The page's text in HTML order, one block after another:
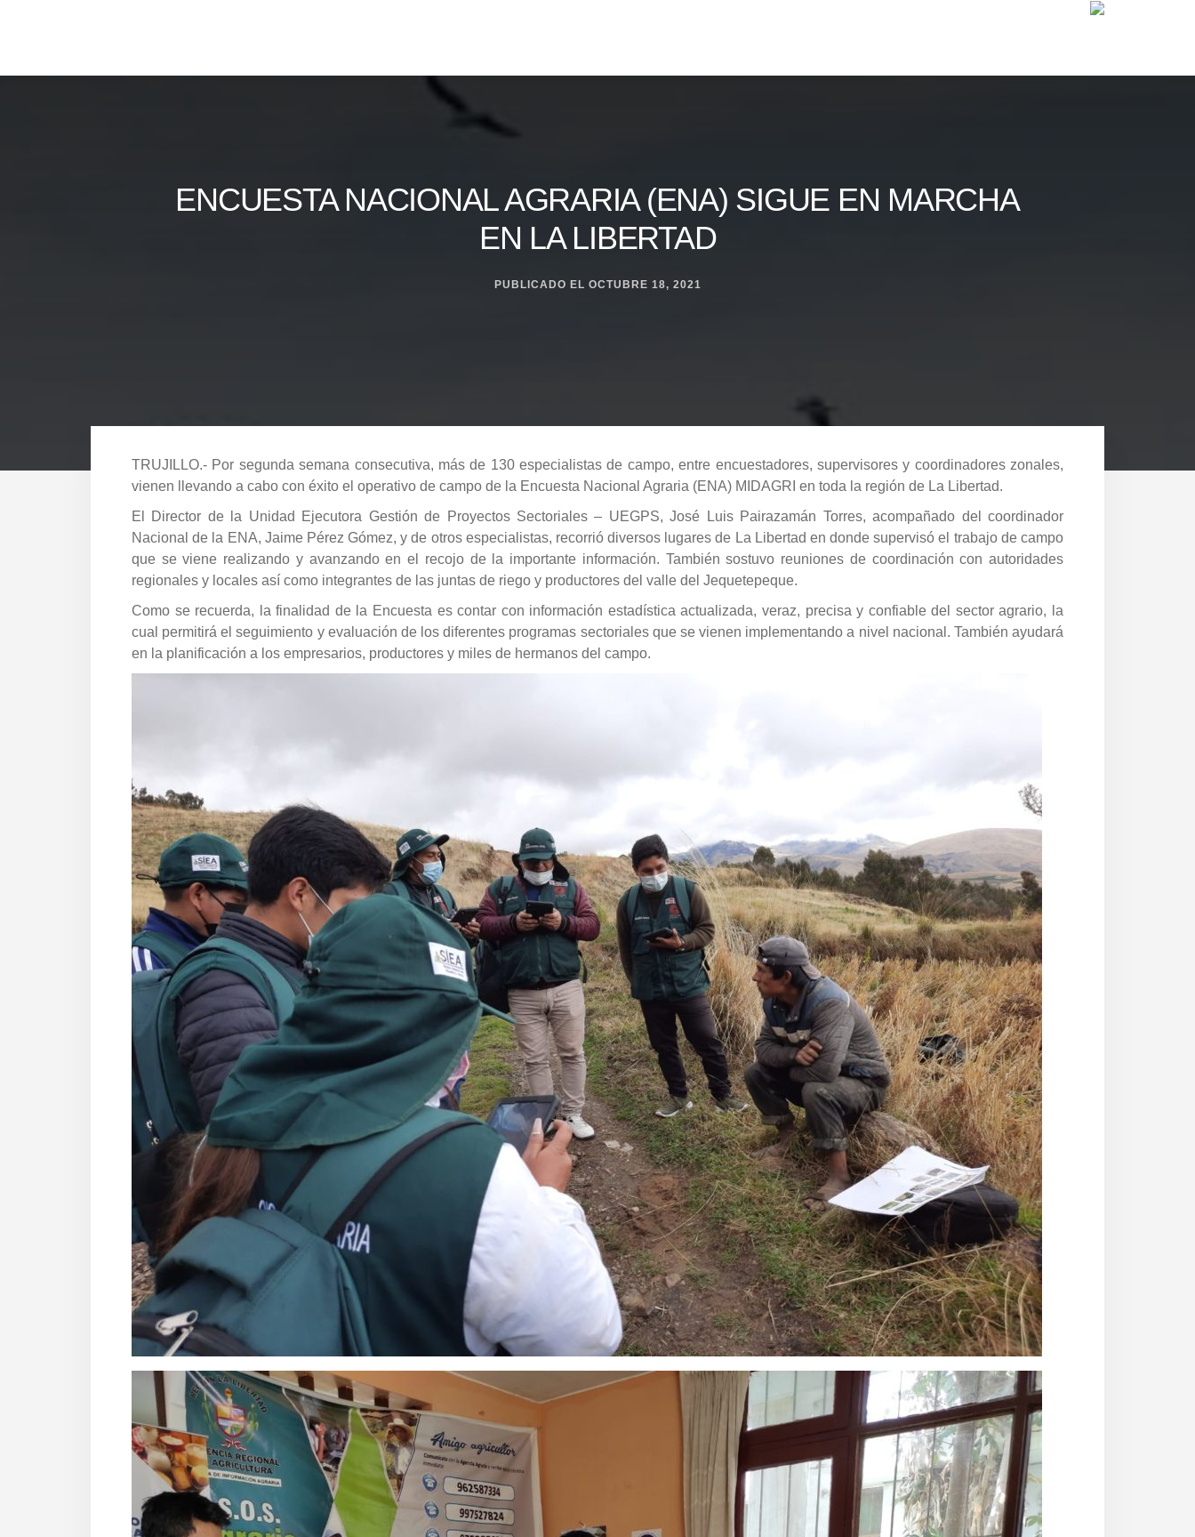
ENCUESTA NACIONAL AGRARIA (ENA) SIGUE EN MARCHA
EN LA LIBERTAD
PUBLICADO EL OCTUBRE 18, 2021
TRUJILLO.- Por segunda semana consecutiva, más de 130 especialistas de campo, entre encuestadores, supervisores y coordinadores zonales,
vienen llevando a cabo con éxito el operativo de campo de la Encuesta Nacional Agraria (ENA) MIDAGRI en toda la región de La Libertad.
El Director de la Unidad Ejecutora Gestión de Proyectos Sectoriales – UEGPS, José Luis Pairazamán Torres, acompañado del coordinador
Nacional de la ENA, Jaime Pérez Gómez, y de otros especialistas, recorrió diversos lugares de La Libertad en donde supervisó el trabajo de campo
que se viene realizando y avanzando en el recojo de la importante información. También sostuvo reuniones de coordinación con autoridades
regionales y locales así como integrantes de las juntas de riego y productores del valle del Jequetepeque.
Como se recuerda, la finalidad de la Encuesta es contar con información estadística actualizada, veraz, precisa y confiable del sector agrario, la
cual permitirá el seguimiento y evaluación de los diferentes programas sectoriales que se vienen implementando a nivel nacional. También ayudará
en la planificación a los empresarios, productores y miles de hermanos del campo.